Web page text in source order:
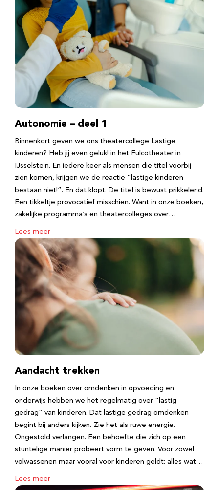
Autonomie – deel 1
Binnenkort geven we ons theatercollege Lastige
kinderen? Heb jij even geluk! in het Fulcotheater in
IJsselstein. En iedere keer als mensen die titel voorbij
zien komen, krijgen we de reactie “lastige kinderen
bestaan niet!”. En dat klopt. De titel is bewust prikkelend.
Een tikkeltje provocatief misschien. Want in onze boeken,
zakelijke programma’s en theatercolleges over…
Lees meer
Aandacht trekken
In onze boeken over omdenken in opvoeding en
onderwijs hebben we het regelmatig over “lastig
gedrag” van kinderen. Dat lastige gedrag omdenken
begint bij anders kijken. Zie het als ruwe energie.
Ongestold verlangen. Een behoefte die zich op een
stuntelige manier probeert vorm te geven. Voor zowel
volwassenen maar vooral voor kinderen geldt: alles wat…
Lees meer